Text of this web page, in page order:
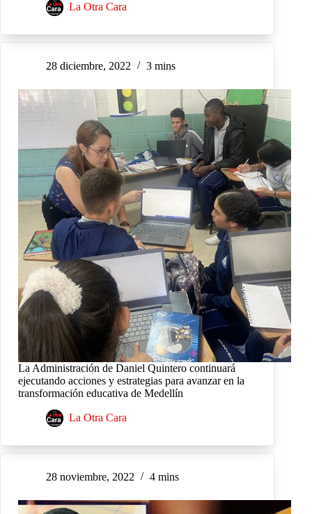
La Otra Cara
28 diciembre, 2022 3 mins
La Administración de Daniel Quintero continuará
ejecutando acciones y estrategias para avanzar en la
transformación educativa de Medellín
La Otra Cara
28 noviembre, 2022 4 mins